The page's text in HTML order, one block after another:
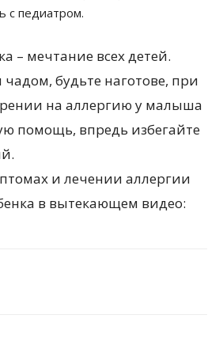
с педиатром.
– мечтание всех детей.
чадом, будьте наготове, при
на аллергию у малыша
помощь, впредь избегайте
и лечении аллергии
в вытекающем видео: